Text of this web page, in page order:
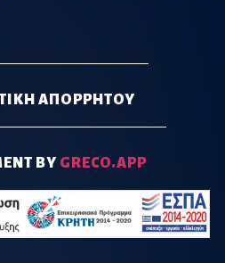
ΑΠΟΡΡΗΤΟΥ
BY GRECO.APP